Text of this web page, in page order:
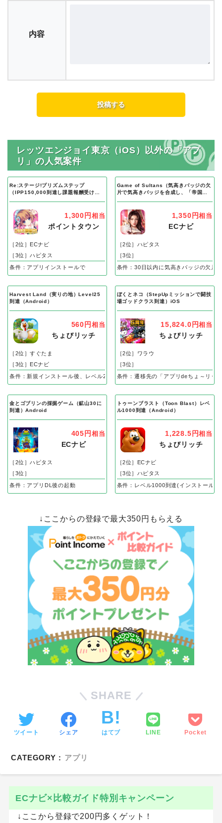
内容
レッツエンジョイ東京（iOS）以外の「アプ
リ」の人気案件
Re:ステージ!プリズムステップ
（IPP150,000到達し課題報酬受け取
1,300円 相当
ポイントタウン
［2位］ECナビ
［3位］ハピタス
条件：アプリインストールで
Game of Sultans（気高きバッジの欠
片で気高きバッジを合成し、「帝国五
1,350円相当
ECナビ
［2位］ハピタス
［3位］
条件：30日以内に気高きバッジの欠片
Harvest Land（実りの地）Level25
到達（Android）
560円 相当
ちょびリッチ
［2位］すぐたま
［3位］ECナビ
条件：新規インストール後、レベル25到達で成果
ぼくとネコ（StepUpミッションで闘技
場ゴッドクラス到達）iOS
15,824.0円相当
ちょびリッチ
［2位］ワラウ
［3位］
条件：遷移先の「アプリdeちょ～リッ
金とゴブリンの採掘ゲーム（鉱山30に
到達）Android
405円 相当
ECナビ
［2位］ハピタス
［3位］
条件：アプリDL後の起動
トゥーンブラスト（Toon Blast）レベ
ル1000到達（Android）
1,228.5円相当
ちょびリッチ
［2位］ECナビ
［3位］ハピタス
条件：レベル1000到達(インストール後
↓ここからの登録で最大350円もらえる
SHARE
ツイート シェア はてブ LINE Pocket
CATEGORY : アプリ
ECナビ×比較ガイド特別キャンペーン
↓ここから登録で200円多くゲット！